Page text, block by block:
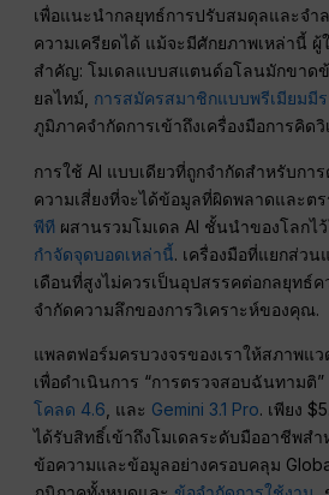
เพื่อแนะนำกลยุทธ์การปรับสมดุลและจ
ความเครียดได้ แม้จะมีศักยภาพเหล่านี้
สำคัญ: โมเดลแบบสแตนด์อโลนมักขาดข้
ยลไทม์, การสมัครสมาชิกแบบพรีเมียมมี
ภูมิภาคจำกัดการเข้าถึงเครื่องมือการคิด
การใช้ AI แบบเดียวที่ถูกจำกัดสำหรับกา
ความเสี่ยงที่จะได้ข้อมูลที่ผิดพลาดและต
พีที ผสานรวมโมเดล AI ชั้นนำของโลกไว้
กำจัดจุดบอดเหล่านี้. เครื่องมือที่แยกส่วน
เดือนที่สูงไม่ควรเป็นอุปสรรคต่อกลยุทธ์
จำกัดความลึกของการวิเคราะห์ของคุณ.
แพลตฟอร์มครบวงจรของเราให้สภาพแ
เพื่อดำเนินการ “การตรวจสอบฉันทามติ
โคลด 4.6 , และ Gemini 3.1 Pro. เพียง
ได้รับสิทธิ์เข้าถึงโมเดลระดับมืออาชีพสำ
ข้อความและข้อมูลอย่างครอบคลุม